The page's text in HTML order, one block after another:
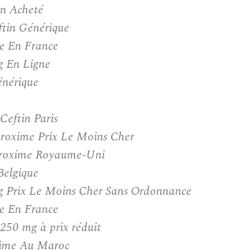
Acheté
Générique
En France
En Ligne
Paris
Prix Le Moins Cher
Royaume-Uni
Le Moins Cher Sans Ordonnance
En France
mg à prix réduit
Au Maroc